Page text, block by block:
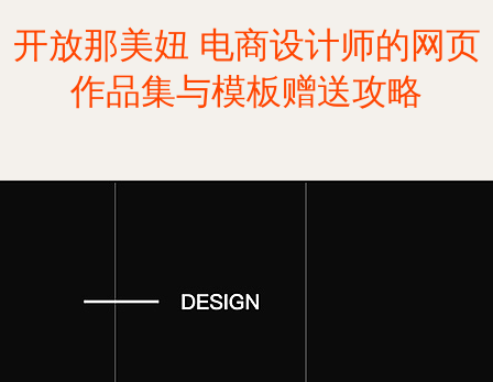
开放那美妞 电商设计师的网页
作品集与模板赠送攻略